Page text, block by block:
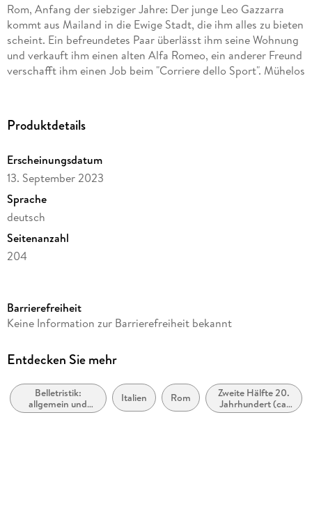
Rom, Anfang der siebziger Jahre: Der junge Leo Gazzarra
kommt aus Mailand in die Ewige Stadt, die ihm alles zu bieten
scheint. Ein befreundetes Paar überlässt ihm seine Wohnung
und verkauft ihm einen alten Alfa Romeo, ein anderer Freund
verschafft ihm einen Job beim "Corriere dello Sport". Mühelos
umwerfenden Arianna, die sein Leben umkrempelt.
Gianfranco Calligarich hat mit "Der letzte Sommer in der
Roman, der auf jeder Seite Fellinis "La Dolce Vita" und Paolo
Sorrentinos "La Grande Bellezza" heraufbeschwört und durch
seine schwindelerregende Unrast fasziniert.
Produktdetails
Erscheinungsdatum
13. September 2023
Sprache
deutsch
Seitenanzahl
204
Übersetzung
Verlag/Hersteller
Originaltitel
L'ultima estate in città
Barrierefreiheit
Keine Information zur Barrierefreiheit bekannt
Entdecken Sie mehr
Belletristik:
allgemein und
literarisch
Italien Rom
Zweite Hälfte 20.
Jahrhundert (ca.
1950 bis ca. 1999)